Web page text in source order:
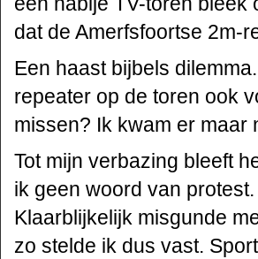
dat de Amerfsfoortse 2m-
Een haast bijbels
repeater op de toren ook
missen? Ik kwam er maar
Tot mijn verbazing bleeft
ik geen woord van protest.
Klaarblijkelijk misgunde
zo stelde ik dus vast.